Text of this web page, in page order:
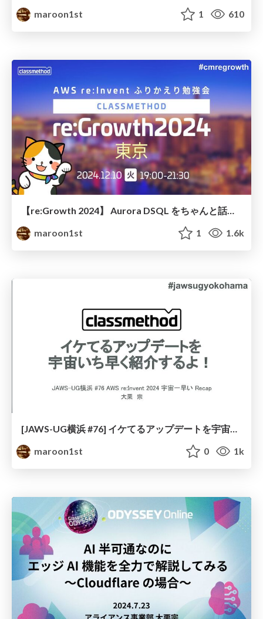
maroon1st
1 610
【re:Growth 2024】 Aurora DSQL をちゃんと話します！
maroon1st
1 1.6k
[JAWS-UG横浜 #76] イケてるアップデートを宇宙いち早く紹介するよ！
maroon1st
0 1k